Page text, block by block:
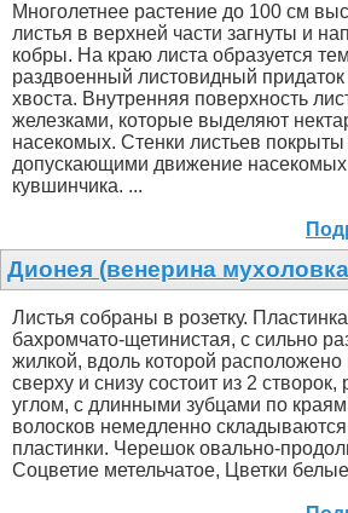
Многолетнее растение до 100 см
листья в верхней части загнуты и
кобры. На краю листа образуется
раздвоенный листовидный
хвоста. Внутренняя поверхность
железками, которые выделяют
насекомых. Стенки листьев
допускающими движение насекомых
кувшинчика. ...
Дионея (венерина
Листья собраны в розетку.
бахромчато-щетинистая, с сильно
жилкой, вдоль которой расположено
сверху и снизу состоит из 2
углом, с длинными зубцами по
волосков немедленно
пластинки. Черешок овально-
Соцветие метельчатое, Цветки